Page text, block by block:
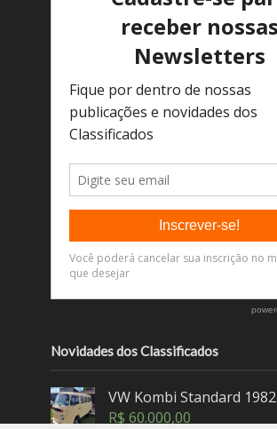
Novidades dos Classificados
VW Kombi Standard 1982
R$ 60.000,00